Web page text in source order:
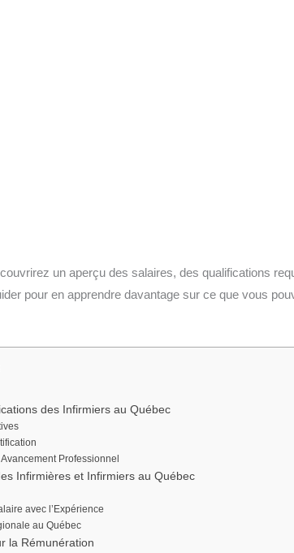
un aperçu des salaires, des qualifications
pour en apprendre davantage sur ce que vous
des Infirmiers au Québec
Professionnel
Infirmières et Infirmiers au Québec
avec l’Expérience
au Québec
la Rémunération